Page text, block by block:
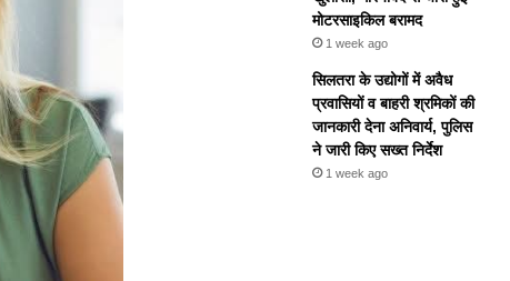
मोटरसाइकिल बरामद
1 week ago
सिलतरा के उद्योगों में अवैध
प्रवासियों व बाहरी श्रमिकों की
जानकारी देना अनिवार्य, पुलिस
ने जारी किए सख्त निर्देश
1 week ago